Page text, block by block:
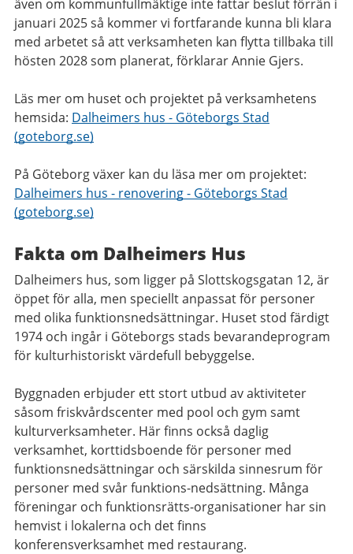
även om kommunfullmäktige inte fattar beslut förrän i
januari 2025 så kommer vi fortfarande kunna bli klara
med arbetet så att verksamheten kan flytta tillbaka till
hösten 2028 som planerat, förklarar Annie Gjers.
Läs mer om huset och projektet på verksamhetens
hemsida: Dalheimers hus - Göteborgs Stad
(goteborg.se)
På Göteborg växer kan du läsa mer om projektet:
Dalheimers hus - renovering - Göteborgs Stad
(goteborg.se)
Fakta om Dalheimers Hus
Dalheimers hus, som ligger på Slottskogsgatan 12, är
öppet för alla, men speciellt anpassat för personer
med olika funktionsnedsättningar. Huset stod färdigt
1974 och ingår i Göteborgs stads bevarandeprogram
för kulturhistoriskt värdefull bebyggelse.
Byggnaden erbjuder ett stort utbud av aktiviteter
såsom friskvårdscenter med pool och gym samt
kulturverksamheter. Här finns också daglig
verksamhet, korttidsboende för personer med
funktionsnedsättningar och särskilda sinnesrum för
personer med svår funktions-nedsättning. Många
föreningar och funktionsrätts-organisationer har sin
hemvist i lokalerna och det finns
konferensverksamhet med restaurang.